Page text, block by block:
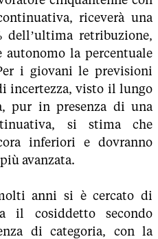
riceverà una
dell’ultima retribuzione,
autonomo la percentuale
i giovani le previsioni
incertezza, visto il lungo
pur in presenza di una
si stima che
inferiori e dovranno
avanzata.
anni si è cercato di
il cosiddetto secondo
di categoria, con la